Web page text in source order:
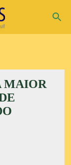
MAIOR